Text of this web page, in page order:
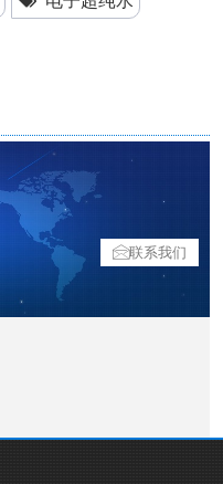
联系我们